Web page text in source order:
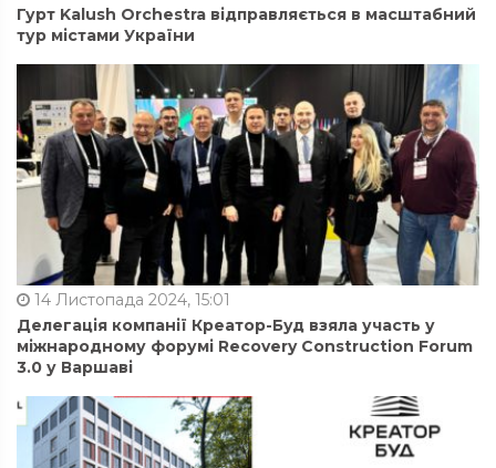
Гурт Kalush Orchestra відправляється в масштабний
тур містами України
14 Листопада 2024, 15:01
Делегація компанії Креатор-Буд взяла участь у
міжнародному форумі Recovery Construction Forum
3.0 у Варшаві